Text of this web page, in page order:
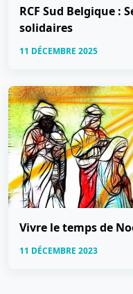
RCF Sud Belgique :
solidaires
11 DÉCEMBRE 2025
Vivre le temps de
11 DÉCEMBRE 2023